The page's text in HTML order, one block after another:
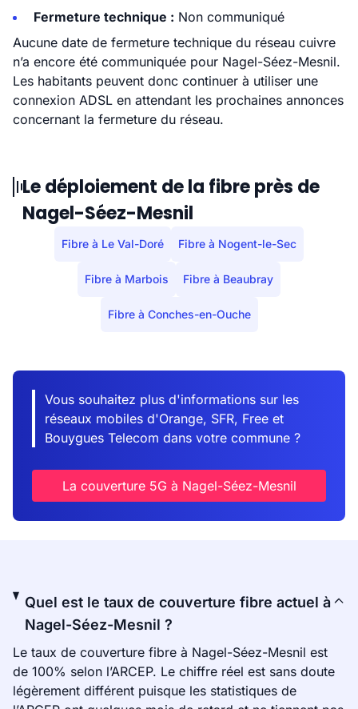
Fermeture technique : Non communiqué
Aucune date de fermeture technique du réseau cuivre
n’a encore été communiquée pour Nagel-Séez-Mesnil.
Les habitants peuvent donc continuer à utiliser une
connexion ADSL en attendant les prochaines annonces
concernant la fermeture du réseau.
Le déploiement de la fibre près de
Nagel-Séez-Mesnil
Fibre à Le Val-Doré Fibre à Nogent-le-Sec
Fibre à Marbois Fibre à Beaubray
Fibre à Conches-en-Ouche
Vous souhaitez plus d'informations sur les
réseaux mobiles d'Orange, SFR, Free et
Bouygues Telecom dans votre commune ?
La couverture 5G à Nagel-Séez-Mesnil
Quel est le taux de couverture fibre actuel à
Nagel-Séez-Mesnil ?
Le taux de couverture fibre à Nagel-Séez-Mesnil est
de 100% selon l’ARCEP. Le chiffre réel est sans doute
légèrement différent puisque les statistiques de